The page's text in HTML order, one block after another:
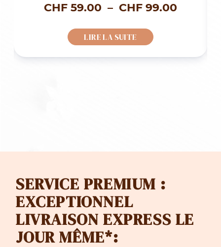
CHF 59.00 – CHF 99.00
CHF
LIRE LA SUITE
SERVICE PREMIUM :
EXCEPTIONNEL
LIVRAISON EXPRESS LE
JOUR MÊME*: